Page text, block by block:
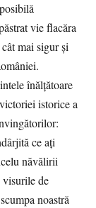
vie flacăra
mai sigur și
înălțătoare
istorice a
ce ați
năvălirii
visurile de
noastră